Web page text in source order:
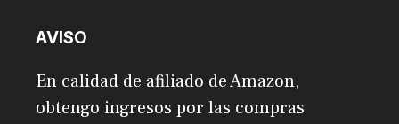
AVISO
En calidad de afiliado de Amazon,
obtengo ingresos por las compras